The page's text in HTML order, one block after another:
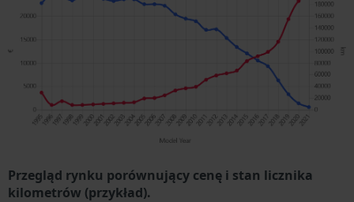
Przegląd rynku porównujący cenę i stan licznika
kilometrów (przykład).